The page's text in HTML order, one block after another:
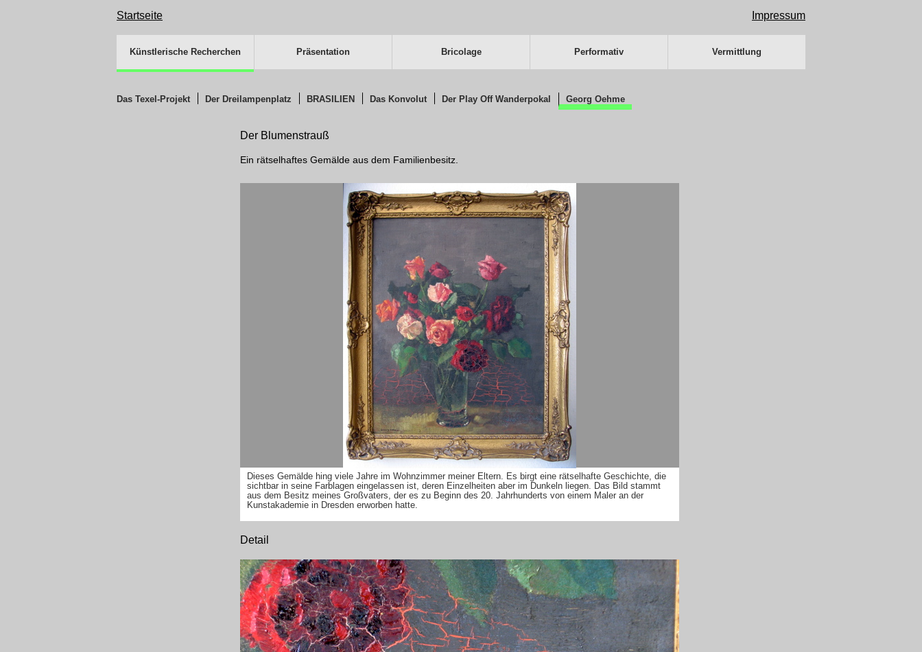
Startseite Impressum
überspringen
Künstlerische Recherchen Präsentation Bricolage Performativ Vermittlung
Das Texel-Projekt Der Dreilampenplatz BRASILIEN Das Konvolut Der Play Off Wanderpokal Georg Oehme
Der Blumenstrauß
Ein rätselhaftes Gemälde aus dem Familienbesitz.
Dieses Gemälde hing viele Jahre im Wohnzimmer meiner Eltern. Es birgt eine rätselhafte Geschichte, die
sichtbar in seine Farblagen eingelassen ist, deren Einzelheiten aber im Dunkeln liegen. Das Bild stammt
aus dem Besitz meines Großvaters, der es zu Beginn des 20. Jahrhunderts von einem Maler an der
Kunstakademie in Dresden erworben hatte.
Detail